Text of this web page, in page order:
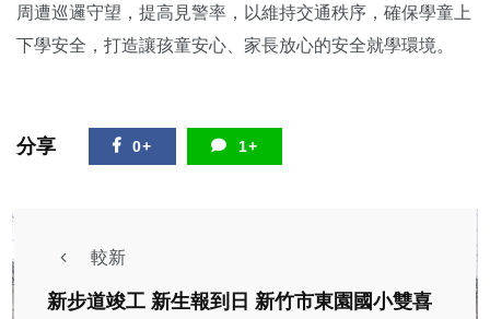
周遭巡邏守望，提高見警率，以維持交通秩序，確保學童上
下學安全，打造讓孩童安心、家長放心的安全就學環境。
分享 0+ 1+
較新
新步道竣工 新生報到日 新竹市東園國小雙喜